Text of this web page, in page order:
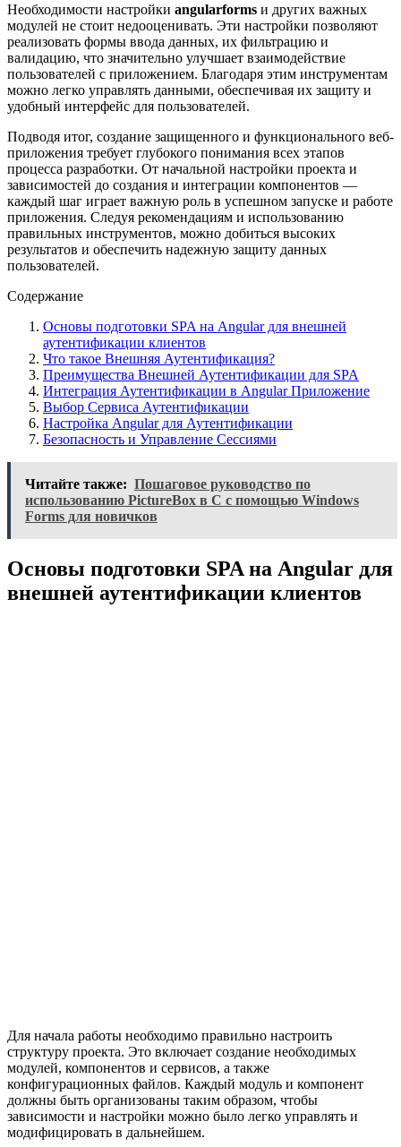
Необходимости настройки angularforms и других важных
модулей не стоит недооценивать. Эти настройки позволяют
реализовать формы ввода данных, их фильтрацию и
валидацию, что значительно улучшает взаимодействие
пользователей с приложением. Благодаря этим инструментам
можно легко управлять данными, обеспечивая их защиту и
удобный интерфейс для пользователей.
Подводя итог, создание защищенного и функционального веб-
приложения требует глубокого понимания всех этапов
процесса разработки. От начальной настройки проекта и
зависимостей до создания и интеграции компонентов —
каждый шаг играет важную роль в успешном запуске и работе
приложения. Следуя рекомендациям и использованию
правильных инструментов, можно добиться высоких
результатов и обеспечить надежную защиту данных
пользователей.
Содержание
Основы подготовки SPA на Angular для внешней
аутентификации клиентов
Что такое Внешняя Аутентификация?
Преимущества Внешней Аутентификации для SPA
Интеграция Аутентификации в Angular Приложение
Выбор Сервиса Аутентификации
Настройка Angular для Аутентификации
Безопасность и Управление Сессиями
Читайте также: Пошаговое руководство по
использованию PictureBox в C с помощью Windows
Forms для новичков
Основы подготовки SPA на Angular для
внешней аутентификации клиентов
Для начала работы необходимо правильно настроить
структуру проекта. Это включает создание необходимых
модулей, компонентов и сервисов, а также
конфигурационных файлов. Каждый модуль и компонент
должны быть организованы таким образом, чтобы
зависимости и настройки можно было легко управлять и
модифицировать в дальнейшем.